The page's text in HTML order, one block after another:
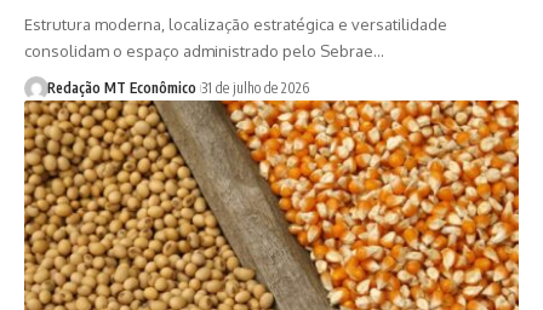
Estrutura moderna, localização estratégica e versatilidade
consolidam o espaço administrado pelo Sebrae…
Redação MT Econômico 31 de julho de 2026